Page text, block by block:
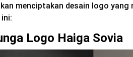
menciptakan desain logo yang
Logo Haiga Sovia